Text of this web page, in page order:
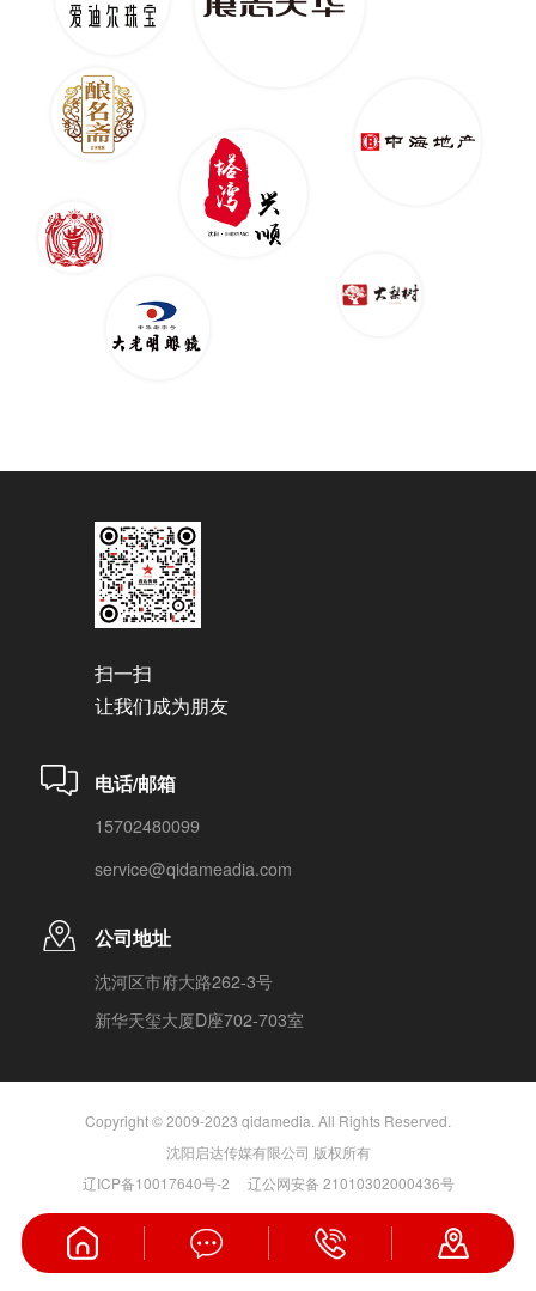
扫一扫
让我们成为朋友
电话/邮箱
15702480099
service@qidameadia.com
公司地址
沈河区市府大路262-3号
新华天玺大厦D座702-703室
Copyright © 2009-2023 qidamedia. All Rights Reserved.
沈阳启达传媒有限公司 版权所有
辽ICP备10017640号-2 辽公网安备 21010302000436号